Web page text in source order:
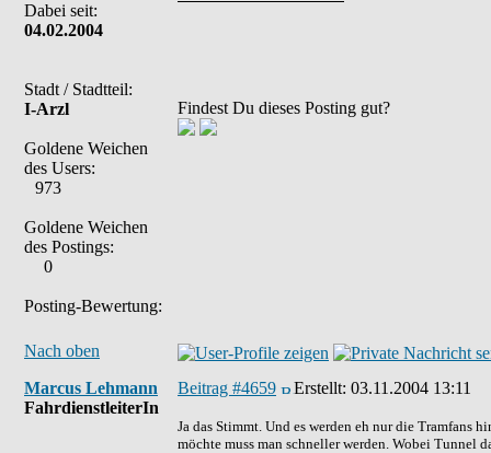
Dabei seit:
04.02.2004
Stadt / Stadtteil:
I-Arzl
Goldene Weichen
des Users:
973
Goldene Weichen
des Postings:
0
Posting-Bewertung:
Findest Du dieses Posting gut?
Nach oben
Marcus Lehmann
FahrdienstleiterIn
Beitrag #4659 Erstellt: 03.11.2004 13:11
Ja das Stimmt. Und es werden eh nur die Tramfans
möchte muss man schneller werden. Wobei Tunnel